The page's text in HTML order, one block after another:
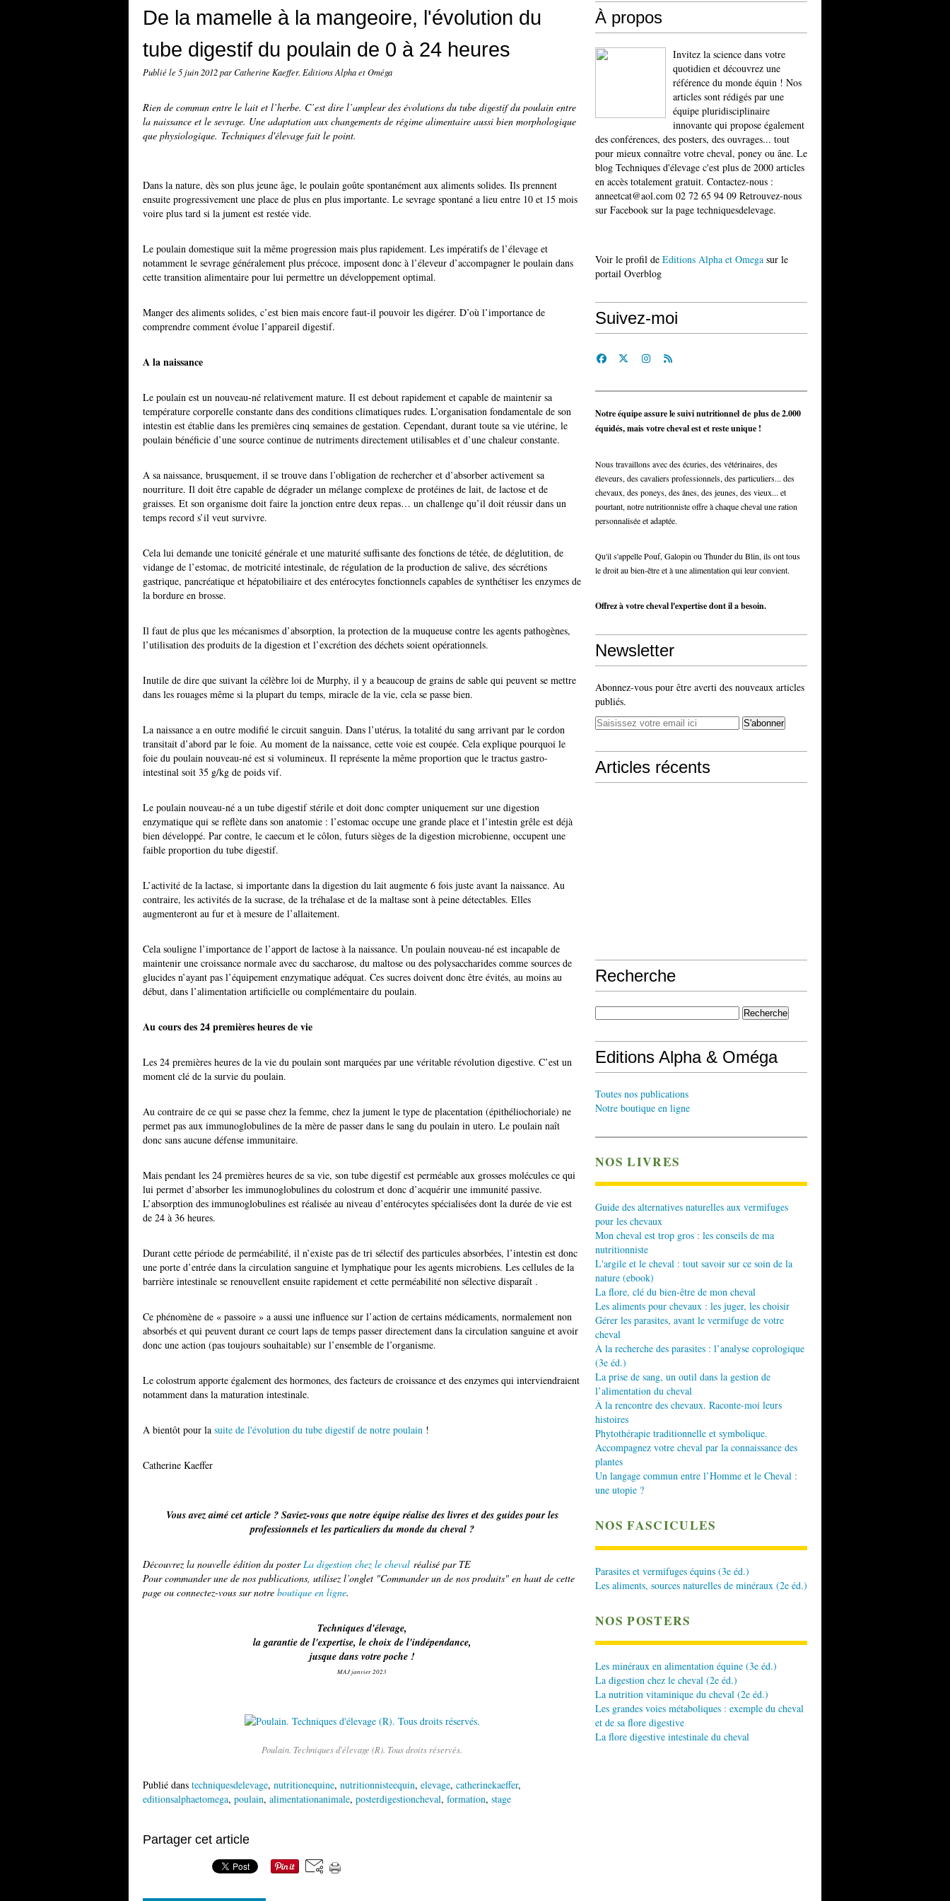
De la mamelle à la mangeoire, l'évolution du
tube digestif du poulain de 0 à 24 heures
Publié le 5 juin 2012par Catherine Kaeffer. Editions Alpha et Oméga
Rien de commun entre le lait et l’herbe. C’est dire l’ampleur des évolutions du tube digestif du poulain entre
la naissance et le sevrage. Une adaptation aux changements de régime alimentaire aussi bien morphologique
que physiologique. Techniques d'élevage fait le point.
Dans la nature, dès son plus jeune âge, le poulain goûte spontanément aux aliments solides. Ils prennent
ensuite progressivement une place de plus en plus importante. Le sevrage spontané a lieu entre 10 et 15 mois
voire plus tard si la jument est restée vide.
Le poulain domestique suit la même progression mais plus rapidement. Les impératifs de l’élevage et
notamment le sevrage généralement plus précoce, imposent donc à l’éleveur d’accompagner le poulain dans
cette transition alimentaire pour lui permettre un développement optimal.
Manger des aliments solides, c’est bien mais encore faut-il pouvoir les digérer. D’où l’importance de
comprendre comment évolue l’appareil digestif.
A la naissance
Le poulain est un nouveau-né relativement mature. Il est debout rapidement et capable de maintenir sa
température corporelle constante dans des conditions climatiques rudes. L’organisation fondamentale de son
intestin est établie dans les premières cinq semaines de gestation. Cependant, durant toute sa vie utérine, le
poulain bénéficie d’une source continue de nutriments directement utilisables et d’une chaleur constante.
A sa naissance, brusquement, il se trouve dans l’obligation de rechercher et d’absorber activement sa
nourriture. Il doit être capable de dégrader un mélange complexe de protéines de lait, de lactose et de
graisses. Et son organisme doit faire la jonction entre deux repas… un challenge qu’il doit réussir dans un
temps record s’il veut survivre.
Cela lui demande une tonicité générale et une maturité suffisante des fonctions de tétée, de déglutition, de
vidange de l’estomac, de motricité intestinale, de régulation de la production de salive, des sécrétions
gastrique, pancréatique et hépatobiliaire et des entérocytes fonctionnels capables de synthétiser les enzymes de
la bordure en brosse.
Il faut de plus que les mécanismes d’absorption, la protection de la muqueuse contre les agents pathogènes,
l’utilisation des produits de la digestion et l’excrétion des déchets soient opérationnels.
Inutile de dire que suivant la célèbre loi de Murphy, il y a beaucoup de grains de sable qui peuvent se mettre
dans les rouages même si la plupart du temps, miracle de la vie, cela se passe bien.
La naissance a en outre modifié le circuit sanguin. Dans l’utérus, la totalité du sang arrivant par le cordon
transitait d’abord par le foie. Au moment de la naissance, cette voie est coupée. Cela explique pourquoi le
foie du poulain nouveau-né est si volumineux. Il représente la même proportion que le tractus gastro-
intestinal soit 35 g/kg de poids vif.
Le poulain nouveau-né a un tube digestif stérile et doit donc compter uniquement sur une digestion
enzymatique qui se reflète dans son anatomie : l’estomac occupe une grande place et l’intestin grêle est déjà
bien développé. Par contre, le caecum et le côlon, futurs sièges de la digestion microbienne, occupent une
faible proportion du tube digestif.
L’activité de la lactase, si importante dans la digestion du lait augmente 6 fois juste avant la naissance. Au
contraire, les activités de la sucrase, de la tréhalase et de la maltase sont à peine détectables. Elles
augmenteront au fur et à mesure de l’allaitement.
Cela souligne l’importance de l’apport de lactose à la naissance. Un poulain nouveau-né est incapable de
maintenir une croissance normale avec du saccharose, du maltose ou des polysaccharides comme sources de
glucides n’ayant pas l’équipement enzymatique adéquat. Ces sucres doivent donc être évités, au moins au
début, dans l’alimentation artificielle ou complémentaire du poulain.
Au cours des 24 premières heures de vie
Les 24 premières heures de la vie du poulain sont marquées par une véritable révolution digestive. C’est un
moment clé de la survie du poulain.
Au contraire de ce qui se passe chez la femme, chez la jument le type de placentation (épithéliochoriale) ne
permet pas aux immunoglobulines de la mère de passer dans le sang du poulain in utero. Le poulain naît
donc sans aucune défense immunitaire.
Mais pendant les 24 premières heures de sa vie, son tube digestif est perméable aux grosses molécules ce qui
lui permet d’absorber les immunoglobulines du colostrum et donc d’acquérir une immunité passive.
L’absorption des immunoglobulines est réalisée au niveau d’entérocytes spécialisées dont la durée de vie est
de 24 à 36 heures.
Durant cette période de perméabilité, il n’existe pas de tri sélectif des particules absorbées, l’intestin est donc
une porte d’entrée dans la circulation sanguine et lymphatique pour les agents microbiens. Les cellules de la
barrière intestinale se renouvellent ensuite rapidement et cette perméabilité non sélective disparaît .
Ce phénomène de « passoire » a aussi une influence sur l’action de certains médicaments, normalement non
absorbés et qui peuvent durant ce court laps de temps passer directement dans la circulation sanguine et avoir
donc une action (pas toujours souhaitable) sur l’ensemble de l’organisme.
Le colostrum apporte également des hormones, des facteurs de croissance et des enzymes qui interviendraient
notamment dans la maturation intestinale.
A bientôt pour la suite de l'évolution du tube digestif de notre poulain !
Catherine Kaeffer
Vous avez aimé cet article ? Saviez-vous que notre équipe réalise des livres et des guides pour les
professionnels et les particuliers du monde du cheval ?
Découvrez la nouvelle édition du posterLa digestion chez le cheval réalisé par TE
Pour commander une de nos publications, utilisez l’onglet "Commander un de nos produits" en haut de cette
page ou connectez-vous sur notre boutique en ligne.
Techniques d'élevage,
la garantie de l'expertise, le choix de l'indépendance,
jusque dans votre poche !
MAJ janvier 2023
Poulain. Techniques d'élevage (R). Tous droits réservés.
Publié dans techniquesdelevage, nutritionequine, nutritionnisteequin, elevage, catherinekaeffer,
editionsalphaetomega, poulain, alimentationanimale, posterdigestioncheval, formation, stage
Partager cet article
À propos
Invitez la science dans votre
quotidien et découvrez une
référence du monde équin ! Nos
articles sont rédigés par une
équipe pluridisciplinaire
innovante qui propose également
des conférences, des posters, des ouvrages... tout
pour mieux connaître votre cheval, poney ou âne. Le
blog Techniques d'élevage c'est plus de 2000 articles
en accès totalement gratuit. Contactez-nous :
anneetcat@aol.com 02 72 65 94 09 Retrouvez-nous
sur Facebook sur la page techniquesdelevage.
Voir le profil de Editions Alpha et Omega sur le
portail Overblog
Suivez-moi
Notre équipe assure le suivi nutritionnel de plus de 2.000
équidés, mais votre cheval est et reste unique !
Nous travaillons avec des écuries, des vétérinaires, des
éleveurs, des cavaliers professionnels, des particuliers... des
chevaux, des poneys, des ânes, des jeunes, des vieux... et
pourtant, notre nutritionniste offre à chaque cheval une ration
personnalisée et adaptée.
Qu'il s'appelle Pouf, Galopin ou Thunder du Blin, ils ont tous
le droit au bien-être et à une alimentation qui leur convient.
Offrez à votre cheval l'expertise dont il a besoin.
Newsletter
Abonnez-vous pour être averti des nouveaux articles
publiés.
Articles récents
Recherche
Editions Alpha & Oméga
Toutes nos publications
Notre boutique en ligne
NOS LIVRES
Guide des alternatives naturelles aux vermifuges
pour les chevaux
Mon cheval est trop gros : les conseils de ma
nutritionniste
L'argile et le cheval : tout savoir sur ce soin de la
nature (ebook)
La flore, clé du bien-être de mon cheval
Les aliments pour chevaux : les juger, les choisir
Gérer les parasites, avant le vermifuge de votre
cheval
À la recherche des parasites : l’analyse coprologique
(3e éd.)
La prise de sang, un outil dans la gestion de
l’alimentation du cheval
À la rencontre des chevaux. Raconte-moi leurs
histoires
Phytothérapie traditionnelle et symbolique.
Accompagnez votre cheval par la connaissance des
plantes
Un langage commun entre l’Homme et le Cheval :
une utopie ?
NOS FASCICULES
Parasites et vermifuges équins (3e éd.)
Les aliments, sources naturelles de minéraux (2e éd.)
NOS POSTERS
Les minéraux en alimentation équine (3e éd.)
La digestion chez le cheval (2e éd.)
La nutrition vitaminique du cheval (2e éd.)
Les grandes voies métaboliques : exemple du cheval
et de sa flore digestive
La flore digestive intestinale du cheval